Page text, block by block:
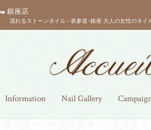
銀座店
流れるストーンネイル - 表参道･銀座 大人の女性のネ
Information Nail Gallery